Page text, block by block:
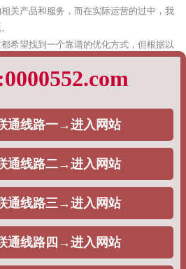
关产品和服务，而在实际运营的过中，我
希望找到一个靠谱的优化方式，但根据以
而言，对方实际上是不清楚快速排名策略
而言，从目前来看，目前市面上大量的
给自己的用户做排名，一般分为如下两种
个词多少钱，一般在5块钱左右。
业网站的整站指数排名，提升整站关键词
据获得权重不同，给出的报价不同。
求，可以在相对较短的时间周期出排名。